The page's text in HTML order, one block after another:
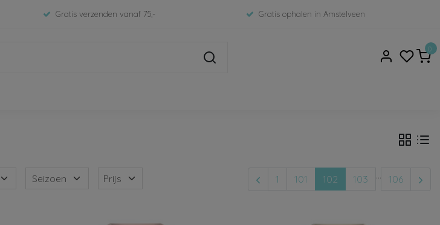
Gratis verzenden vanaf 75,- Gratis ophalen in Amstelveen
0
Seizoen Prijs 1 101 102 103 ... 106